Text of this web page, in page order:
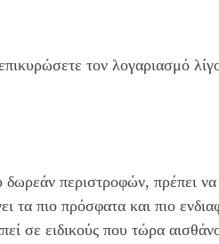
τον λογαριασμό
δωρεάν περιστροφών, πρέπει
τα πιο πρόσφατα και πιο
σε ειδικούς που τώρα